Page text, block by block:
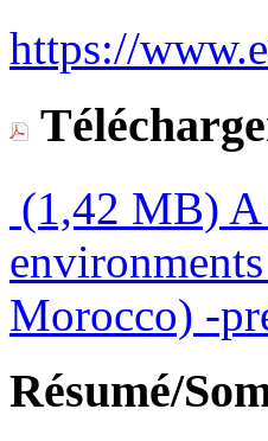
https://
(1,42 MB)
Morocco) -
Résumé/